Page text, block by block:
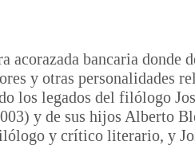
acorazada bancaria donde
y otras personalidades
los legados del filólogo
y de sus hijos Alberto
y crítico literario, y